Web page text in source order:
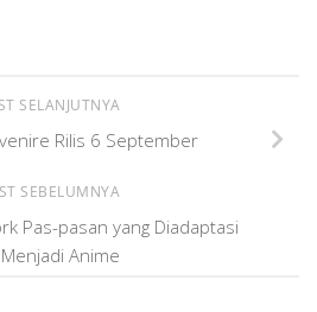
SELANJUTNYA
Rilis 6 September
SEBELUMNYA
Pas-pasan yang Diadaptasi
Menjadi Anime